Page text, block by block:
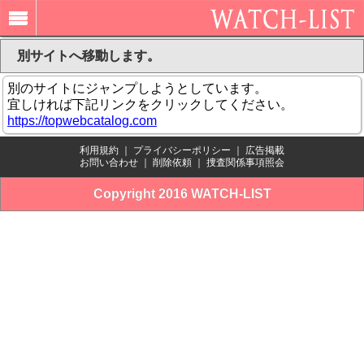
別サイトへ移動します。
別のサイトにジャンプしようとしています。
宜しければ下記リンクをクリックしてください。
https://topwebcatalog.com
利用規約 プライバシーポリシー
広告掲載
お問い合わせ
削除依頼 捜査関係事項照会
Copyright 2016 WATCH-LIST